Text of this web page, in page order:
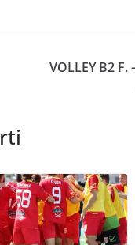
VOLLEY B2